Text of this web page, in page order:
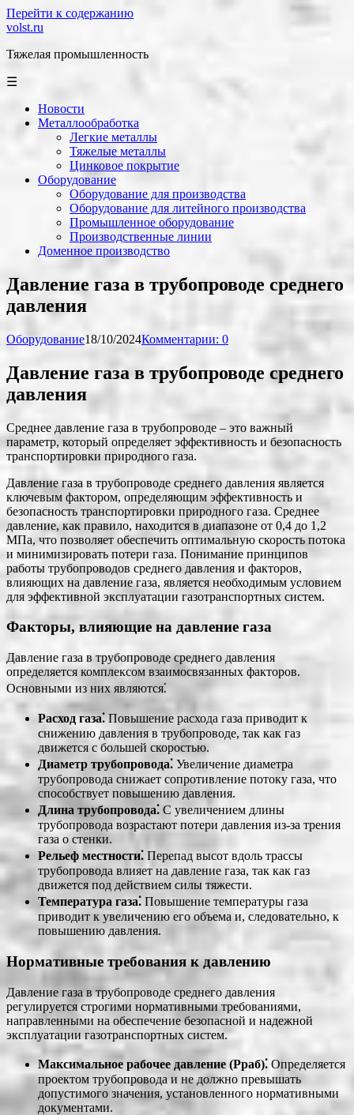
Перейти к содержанию
volst.ru
Тяжелая промышленность
☰
Новости
Металлообработка
Легкие металлы
Тяжелые металлы
Цинковое покрытие
Оборудование
Оборудование для производства
Оборудование для литейного производства
Промышленное оборудование
Производственные линии
Доменное производство
Давление газа в трубопроводе среднего
давления
Оборудование18/10/2024Комментарии: 0
Давление газа в трубопроводе среднего
давления
Среднее давление газа в трубопроводе – это важный
параметр, который определяет эффективность и безопасность
транспортировки природного газа.
Давление газа в трубопроводе среднего давления является
ключевым фактором, определяющим эффективность и
безопасность транспортировки природного газа. Среднее
давление, как правило, находится в диапазоне от 0,4 до 1,2
МПа, что позволяет обеспечить оптимальную скорость потока
и минимизировать потери газа. Понимание принципов
работы трубопроводов среднего давления и факторов,
влияющих на давление газа, является необходимым условием
для эффективной эксплуатации газотранспортных систем.
Факторы, влияющие на давление газа
Давление газа в трубопроводе среднего давления
определяется комплексом взаимосвязанных факторов.
Основными из них являются⁚
Расход газа⁚Повышение расхода газа приводит к
снижению давления в трубопроводе, так как газ
движется с большей скоростью.
Диаметр трубопровода⁚ Увеличение диаметра
трубопровода снижает сопротивление потоку газа, что
способствует повышению давления.
Длина трубопровода⁚ С увеличением длины
трубопровода возрастают потери давления из-за трения
газа о стенки.
Рельеф местности⁚ Перепад высот вдоль трассы
трубопровода влияет на давление газа, так как газ
движется под действием силы тяжести.
Температура газа⁚ Повышение температуры газа
приводит к увеличению его объема и, следовательно, к
повышению давления.
Нормативные требования к давлению
Давление газа в трубопроводе среднего давления
регулируется строгими нормативными требованиями,
направленными на обеспечение безопасной и надежной
эксплуатации газотранспортных систем.
Максимальное рабочее давление (Рраб)⁚ Определяется
проектом трубопровода и не должно превышать
допустимого значения, установленного нормативными
документами.